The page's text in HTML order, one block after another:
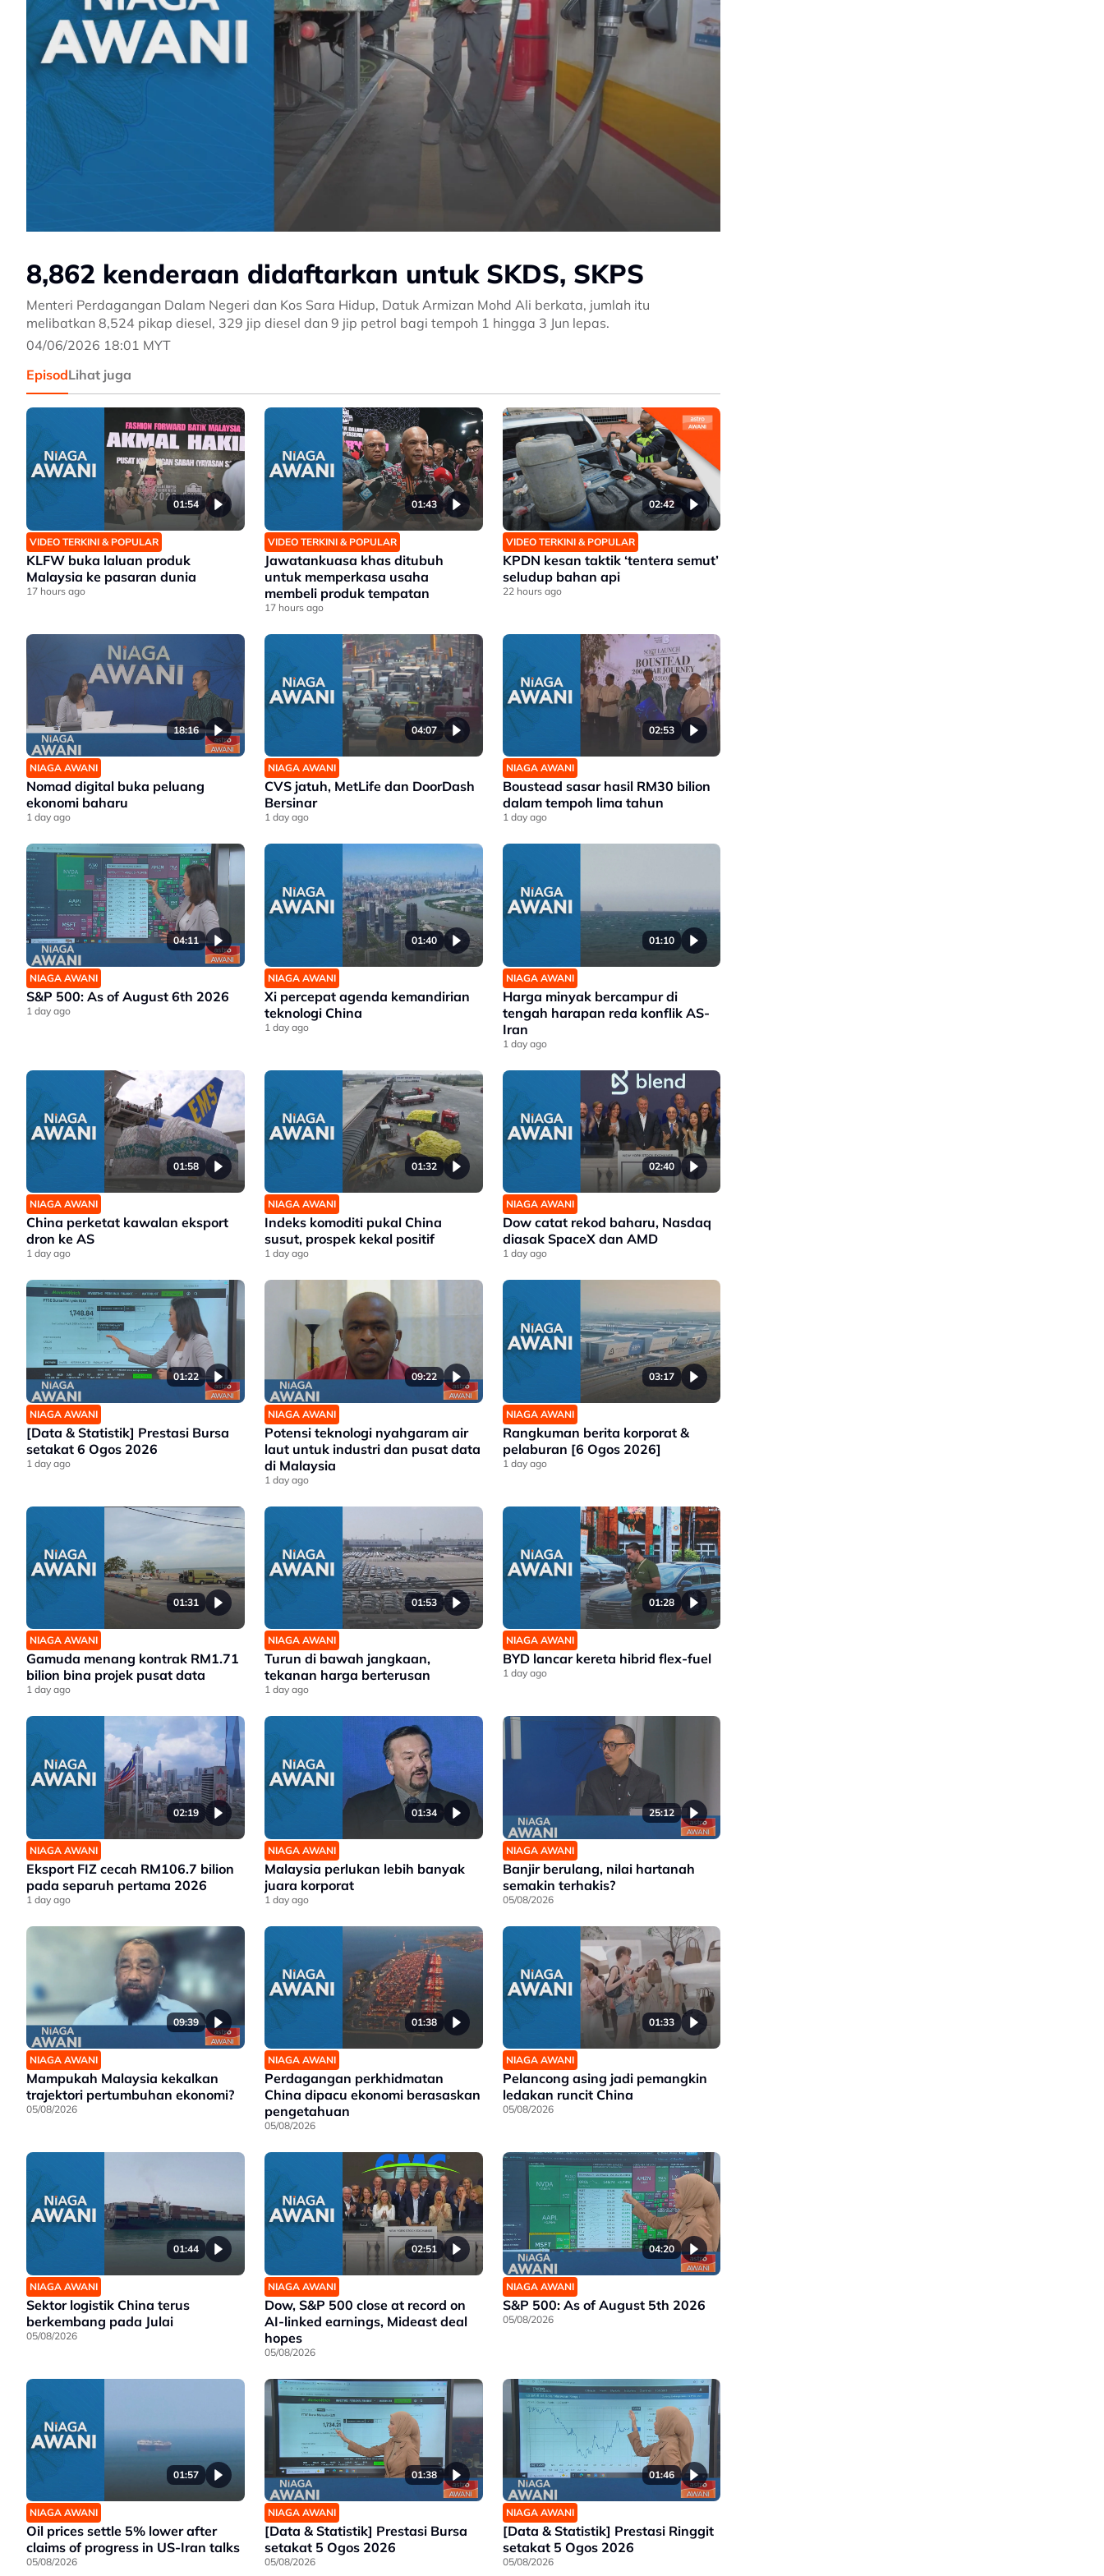
8,862 kenderaan didaftarkan untuk SKDS, SKPS
Menteri Perdagangan Dalam Negeri dan Kos Sara Hidup, Datuk Armizan Mohd Ali berkata, jumlah itu
melibatkan 8,524 pikap diesel, 329 jip diesel dan 9 jip petrol bagi tempoh 1 hingga 3 Jun lepas.
04/06/2026 18:01 MYT
EpisodLihat juga
01:54
VIDEO TERKINI & POPULAR
KLFW buka laluan produk
Malaysia ke pasaran dunia
17 hours ago
01:43
VIDEO TERKINI & POPULAR
Jawatankuasa khas ditubuh
untuk memperkasa usaha
membeli produk tempatan
17 hours ago
02:42
VIDEO TERKINI & POPULAR
KPDN kesan taktik ‘tentera semut’
seludup bahan api
22 hours ago
18:16
NIAGA AWANI
Nomad digital buka peluang
ekonomi baharu
1 day ago
04:07
NIAGA AWANI
CVS jatuh, MetLife dan DoorDash
Bersinar
1 day ago
02:53
NIAGA AWANI
Boustead sasar hasil RM30 bilion
dalam tempoh lima tahun
1 day ago
04:11
NIAGA AWANI
S&P 500: As of August 6th 2026
1 day ago
01:40
NIAGA AWANI
Xi percepat agenda kemandirian
teknologi China
1 day ago
01:10
NIAGA AWANI
Harga minyak bercampur di
tengah harapan reda konflik AS-
Iran
1 day ago
01:58
NIAGA AWANI
China perketat kawalan eksport
dron ke AS
1 day ago
01:32
NIAGA AWANI
Indeks komoditi pukal China
susut, prospek kekal positif
1 day ago
02:40
NIAGA AWANI
Dow catat rekod baharu, Nasdaq
diasak SpaceX dan AMD
1 day ago
01:22
NIAGA AWANI
[Data & Statistik] Prestasi Bursa
setakat 6 Ogos 2026
1 day ago
09:22
NIAGA AWANI
Potensi teknologi nyahgaram air
laut untuk industri dan pusat data
di Malaysia
1 day ago
03:17
NIAGA AWANI
Rangkuman berita korporat &
pelaburan [6 Ogos 2026]
1 day ago
01:31
NIAGA AWANI
Gamuda menang kontrak RM1.71
bilion bina projek pusat data
1 day ago
01:53
NIAGA AWANI
Turun di bawah jangkaan,
tekanan harga berterusan
1 day ago
01:28
NIAGA AWANI
BYD lancar kereta hibrid flex-fuel
1 day ago
02:19
NIAGA AWANI
Eksport FIZ cecah RM106.7 bilion
pada separuh pertama 2026
1 day ago
01:34
NIAGA AWANI
Malaysia perlukan lebih banyak
juara korporat
1 day ago
25:12
NIAGA AWANI
Banjir berulang, nilai hartanah
semakin terhakis?
05/08/2026
09:39
NIAGA AWANI
Mampukah Malaysia kekalkan
trajektori pertumbuhan ekonomi?
05/08/2026
01:38
NIAGA AWANI
Perdagangan perkhidmatan
China dipacu ekonomi berasaskan
pengetahuan
05/08/2026
01:33
NIAGA AWANI
Pelancong asing jadi pemangkin
ledakan runcit China
05/08/2026
01:44
NIAGA AWANI
Sektor logistik China terus
berkembang pada Julai
05/08/2026
02:51
NIAGA AWANI
Dow, S&P 500 close at record on
AI-linked earnings, Mideast deal
hopes
05/08/2026
04:20
NIAGA AWANI
S&P 500: As of August 5th 2026
05/08/2026
01:57
NIAGA AWANI
Oil prices settle 5% lower after
claims of progress in US-Iran talks
05/08/2026
01:38
NIAGA AWANI
[Data & Statistik] Prestasi Bursa
setakat 5 Ogos 2026
05/08/2026
01:46
NIAGA AWANI
[Data & Statistik] Prestasi Ringgit
setakat 5 Ogos 2026
05/08/2026